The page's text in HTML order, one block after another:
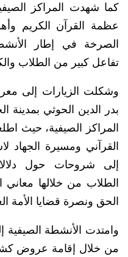
كما شهدت المراكز
عظمة القرآن الكريم
الصرخة في إطار
تفاعل كبير من الطلاب
وشكلت الزيارات إلى
بدر الدين الحوثي بمدينة
المراكز الصيفية، حيث
القرآني ومسيرة الجهاد
إلى شروحات حول
الطلاب من خلالها
الحق ونصرة قضايا الأمة
وامتدت الأنشطة الصيفية
من خلال إقامة عروض